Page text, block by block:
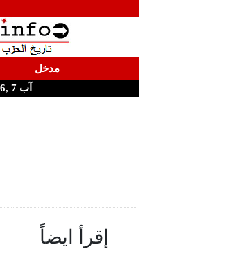
مدخل
آب 7 ,2026
إقرأ ايضاً